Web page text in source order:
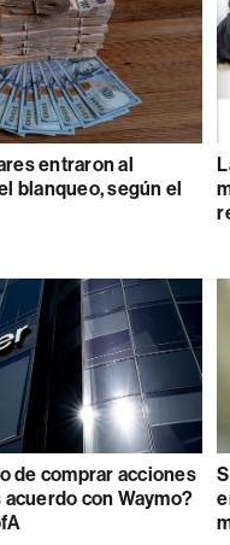
entraron al
blanqueo, según el
de comprar acciones
acuerdo con Waymo?